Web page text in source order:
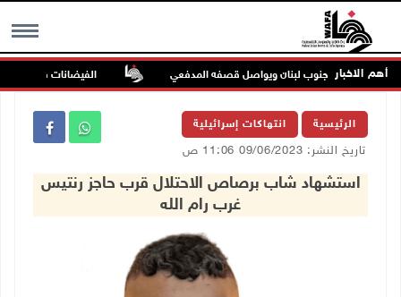
MENU أهم الاخبار
ميس الجبل جنوب لبنان ويواصل قصفه المدفعي الفيضانات في ولاية آسام
الرئيسية انتهاكات إسرائيلية
تاريخ النشر: 09/06/2023 11:06 ص
استشهاد شاب برصاص الاحتلال قرب حاجز رنتيس
غرب رام الله